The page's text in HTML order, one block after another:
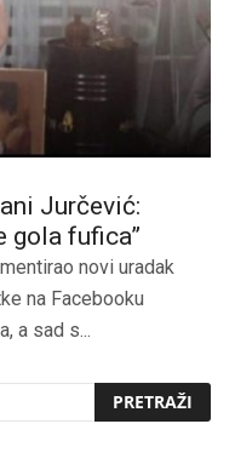
Jurčević:
gola fufica”
novi uradak
na Facebooku
a sad s...